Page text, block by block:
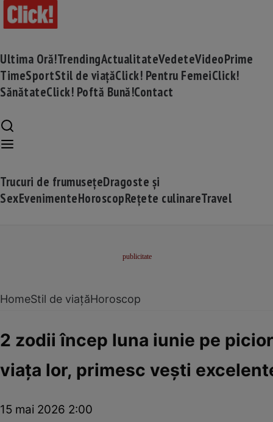
Ultima Oră!TrendingActualitateVedeteVideoPrime
TimeSportStil de viațăClick! Pentru FemeiClick!
SănătateClick! Poftă Bună!Contact
Trucuri de frumusețeDragoste și
SexEvenimenteHoroscopRețete culinareTravel
HomeStil de viațăHoroscop
2 zodii încep luna iunie pe
viața lor, primesc vești
15 mai 2026 2:00